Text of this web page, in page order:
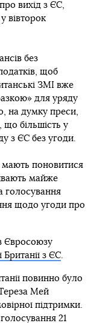
вихід з ЄС,
вівторок
без
щоб
ЗМІ вже
для уряду
на думку преси,
що більшість у
з ЄС без угоди.
мають поновитися
майже
голосування
щодо угоди про
Євросоюзу
з ЄС.
повинно було
Мей
підтримки.
21